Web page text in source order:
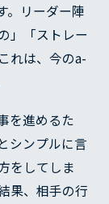
。リーダー陣
」「ストレー
れは、今のa-
を進めるた
シンプルに言
をしてしま
果、相手の行